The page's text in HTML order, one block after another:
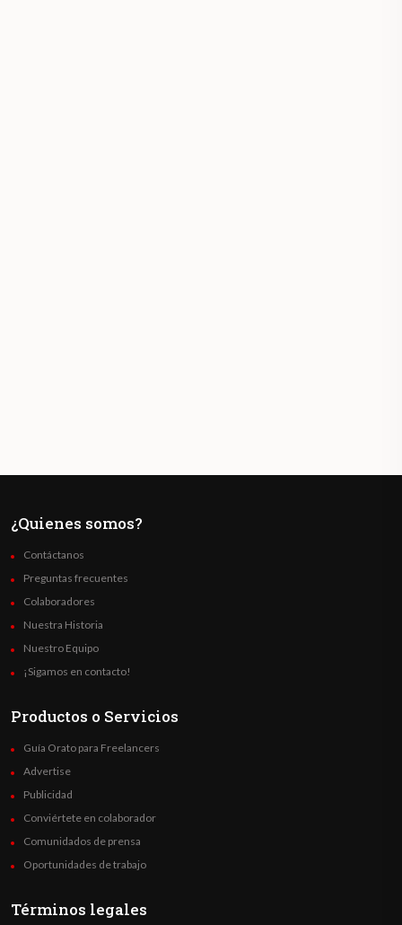
¿Quienes somos?
Contáctanos
Preguntas frecuentes
Colaboradores
Nuestra Historia
Nuestro Equipo
¡Sigamos en contacto!
Productos o Servicios
Guía Orato para Freelancers
Advertise
Publicidad
Conviértete en colaborador
Comunidados de prensa
Oportunidades de trabajo
Términos legales